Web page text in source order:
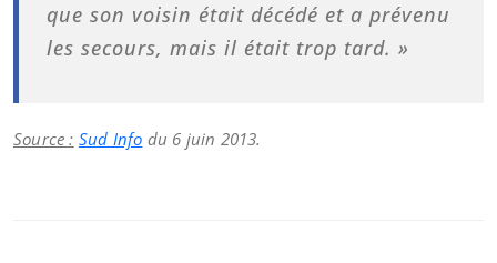
que son voisin était décédé et a prévenu
les secours, mais il était trop tard. »
Source : Sud Info du 6 juin 2013.